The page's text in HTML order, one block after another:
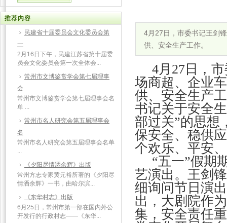
推荐内容
民建省十届委员会文化委员会第
一
2月16日下午，民建江苏省第十届委
员会文化委员会第一次全体会...
常州市文博鉴赏学会第七届理事
会
常州市文博鉴赏学会第七届理事会名
单 ...
常州市名人研究会第五届理事会
名
常州市名人研究会第五届理事会名单
...
《夕阳尽情洒余辉》出版
常州方志专家黄元裕所著的《夕阳尽
情洒余辉》一书，由哈尔滨...
《东华村志》出版
6月25日，常州市第一部在国内外公
开发行的行政村志——《东华...
4月27日，市委书记王剑
供、安全生产工作。
4月27日，
场商超、企业
供、安全生产
书记关于安全
部过关”的思想
保安全、稳供
个欢乐、平安
“五一”假期
艺演出。王剑
细询问节日演
出，大剧院作
集，安全责任